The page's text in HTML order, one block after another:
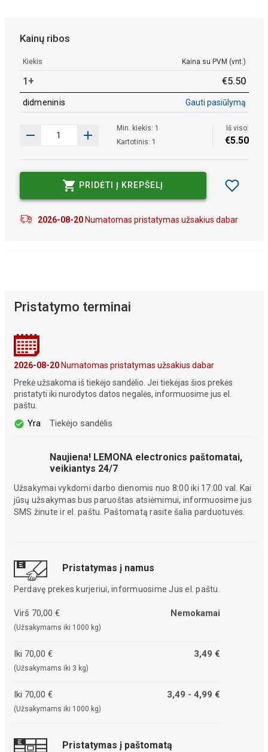
Kainų ribos
Kiekis Kaina su PVM (vnt.)
1+ €5.50
didmeninis Gauti pasiūlymą
Min. kiekis: 1
Kartotinis: 1
Iš viso:
€5.50
PRIDĖTI Į KREPŠELĮ
2026-08-20Numatomas pristatymas užsakius dabar
Pristatymo terminai
2026-08-20Numatomas pristatymas užsakius dabar
Prekė užsakoma iš tiekėjo sandėlio. Jei tiekėjas šios prekės
pristatyti iki nurodytos datos negalės, informuosime jus el.
paštu.
Yra Tiekėjo sandėlis
Naujiena! LEMONA electronics paštomatai,
veikiantys 24/7
Užsakymai vykdomi darbo dienomis nuo 8:00 iki 17:00 val. Kai
jūsų užsakymas bus paruoštas atsiėmimui, informuosime jus
SMS žinute ir el. paštu. Paštomatą rasite šalia parduotuvės.
Pristatymas į namus
Perdavę prekes kurjeriui, informuosime Jus el. paštu.
Virš 70,00 €
(Užsakymams iki 1000 kg)
Nemokamai
Iki 70,00 €
(Užsakymams iki 3 kg)
3,49 €
Iki 70,00 €
(Užsakymams iki 1000 kg)
3,49 - 4,99 €
Pristatymas į paštomatą